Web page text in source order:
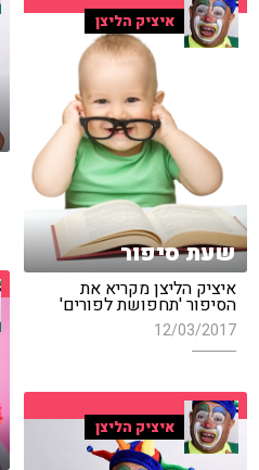
איציק הליצן
שעת סיפור
איציק הליצן מקריא את
הסיפור 'תחפושת לפורים'
12/03/2017
איציק הליצן